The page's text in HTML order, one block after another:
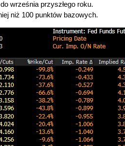
września przyszłego roku.
niż 100 punktów bazowych.